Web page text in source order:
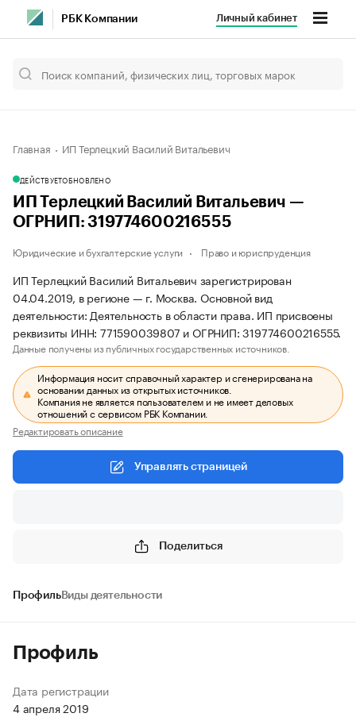
РБК Компании Личный кабинет
Главная ИП Терлецкий Василий Витальевич
ДЕЙСТВУЕТОБНОВЛЕНО
ИП Терлецкий Василий Витальевич —
ОГРНИП: 319774600216555
Юридические и бухгалтерские услуги Право и юриспруденция
ИП Терлецкий Василий Витальевич зарегистрирован
04.04.2019, в регионе — г. Москва. Основной вид
деятельности: Деятельность в области права. ИП присвоены
реквизиты ИНН: 771590039807 и ОГРНИП: 319774600216555.
Данные получены из публичных государственных источников.
Информация носит справочный характер и сгенерирована на
основании данных из открытых источников.
Компания не является пользователем и не имеет деловых
отношений с сервисом РБК Компании.
Редактировать описание
Управлять страницей
Поделиться
ПрофильВиды деятельности
Профиль
Дата регистрации
4 апреля 2019